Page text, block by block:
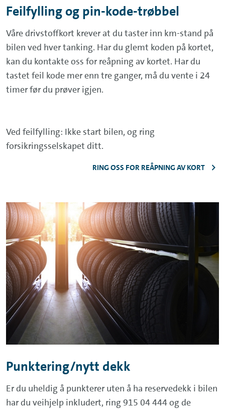
Feilfylling og pin-kode-trøbbel
Våre drivstoffkort krever at du taster inn km-stand på
bilen ved hver tanking. Har du glemt koden på kortet,
kan du kontakte oss for reåpning av kortet. Har du
tastet feil kode mer enn tre ganger, må du vente i 24
timer før du prøver igjen.
Ved feilfylling: Ikke start bilen, og ring
forsikringsselskapet ditt.
RING OSS FOR REÅPNING AV KORT
Punktering/nytt dekk
Er du uheldig å punkterer uten å ha reservedekk i bilen
har du veihjelp inkludert, ring 915 04 444 og de